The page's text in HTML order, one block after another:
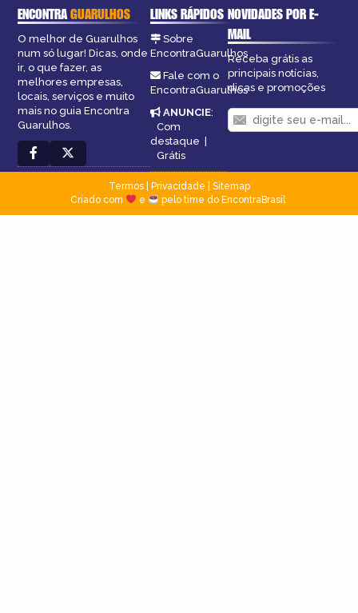
ENCONTRAGUARULHOS
O melhor de Guarulhos
num só lugar! Dicas, onde
ir, o que fazer, as
melhores empresas,
locais, serviços e muito
mais no guia Encontra
Guarulhos.
LINKS RÁPIDOS
Sobre
EncontraGuarulhos
Fale com o
EncontraGuarulhos
ANUNCIE:
Com
destaque
Grátis
NOVIDADES POR E-
MAIL
Receba grátis as
principais notícias,
dicas e promoções
Termos| Privacidade
Sitemap
Criado com
e pelo time do EncontraBrasil